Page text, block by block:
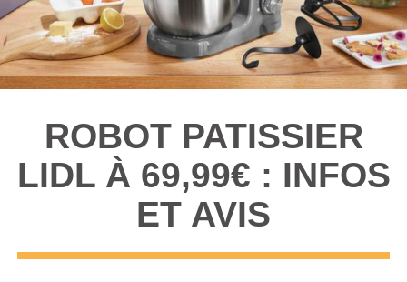
ROBOT PATISSIER
LIDL À 69,99€ : INFOS
ET AVIS